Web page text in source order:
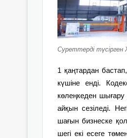
Суреттерді
1 қаңтардан
күшіне енді.
көлеңкеден шығару
айқын сезіледі.
шағын бизнеске
шегі екі есеге